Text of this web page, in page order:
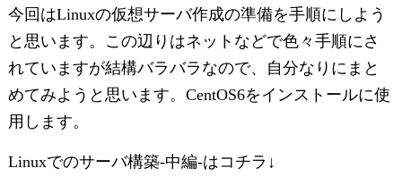
今回はLinuxの仮想サーバ作成の準備を手順にしよう
と思います。この辺りはネットなどで色々手順にさ
れていますが結構バラバラなので、自分なりにまと
めてみようと思います。CentOS6をインストールに使
用します。
Linuxでのサーバ構築-中編-はコチラ↓